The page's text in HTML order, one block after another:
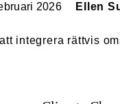
2026 Ellen